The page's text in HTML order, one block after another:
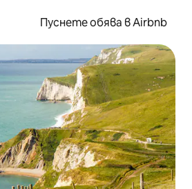
Пуснете обява в Airbnb